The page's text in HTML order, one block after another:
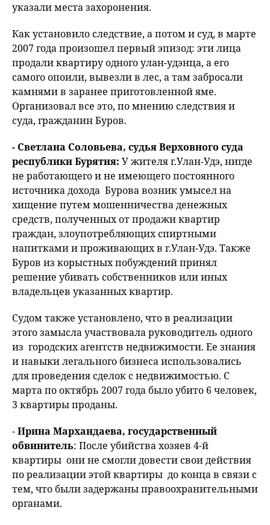
указали места захоронения.
Как установило следствие, а потом и суд, в марте
2007 года произошел первый эпизод: эти лица
продали квартиру одного улан-удэнца, а его
самого опоили, вывезли в лес, а там забросали
камнями в заранее приготовленной яме.
Организовал все это, по мнению следствия и
суда, гражданин Буров.
- Светлана Соловьева, судья Верховного суда
республики Бурятия: У жителя г.Улан-Удэ, нигде
не работающего и не имеющего постоянного
источника дохода Бурова возник умысел на
хищение путем мошенничества денежных
средств, полученных от продажи квартир
граждан, злоупотребляющих спиртными
напитками и проживающих в г.Улан-Удэ. Также
Буров из корыстных побуждений принял
решение убивать собственников или иных
владельцев указанных квартир.
Судом также установлено, что в реализации
этого замысла участвовала руководитель одного
из городских агентств недвижимости. Ее знания
и навыки легального бизнеса использовались
для проведения сделок с недвижимостью. С
марта по октябрь 2007 года было убито 6 человек,
3 квартиры проданы.
-Ирина Мархандаева, государственный
обвинитель: После убийства хозяев 4-й
квартиры они не смогли довести свои действия
по реализации этой квартиры до конца в связи с
тем, что были задержаны правоохранительными
органами.